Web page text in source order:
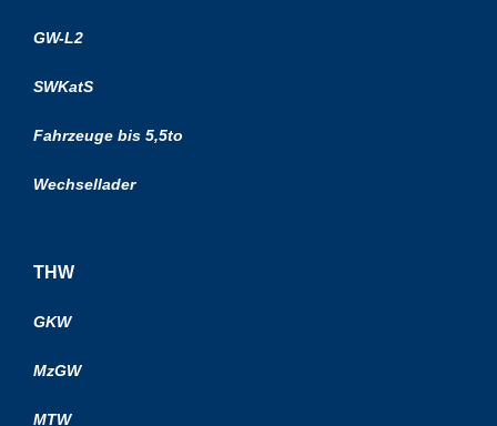
GW-L2
SWKatS
Fahrzeuge bis 5,5to
Wechsellader
THW
GKW
MzGW
MTW